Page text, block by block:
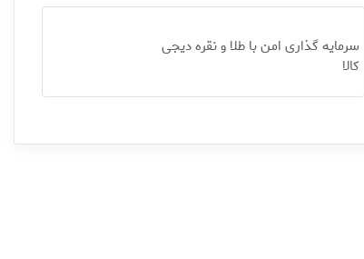
سرمایه گذاری امن با طلا و نقره دیجی
کالا